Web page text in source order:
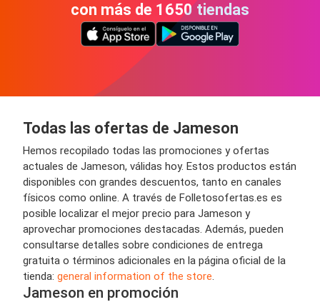
con más de 1650 tiendas
Todas las ofertas de Jameson
Hemos recopilado todas las promociones y ofertas
actuales de Jameson, válidas hoy. Estos productos están
disponibles con grandes descuentos, tanto en canales
físicos como online. A través de Folletosofertas.es es
posible localizar el mejor precio para Jameson y
aprovechar promociones destacadas. Además, pueden
consultarse detalles sobre condiciones de entrega
gratuita o términos adicionales en la página oficial de la
tienda: general information of the store
Jameson en promoción